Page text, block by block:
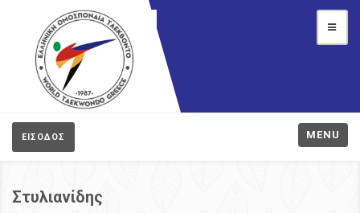
ΕΙΣΟΔΟΣ MENU
Στυλιανίδης